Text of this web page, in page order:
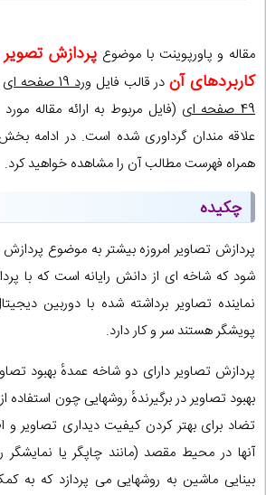
مقاله و پاورپوینت با موضوع پردازش تصویر
کاربردهای آندر قالب فایل ورد 19 صفحه ای
49 صفحه ای
(فایل مربوط به ارائه مقاله
علاقه مندان گرداوری شده است. در ادامه
همراه فهرست مطالب آن را مشاهده خواهید کرد.
چکیده
پردازش تصاویر امروزه بیشتر به موضوع
شود که شاخه ای از دانش رایانه است که با
نماینده تصاویر برداشته شده با دوربین
پویشگر هستند سر و کار دارد.
پردازش تصاویر دارای دو شاخه عمدهٔ بهبود
بهبود تصاویر در برگیرندهٔ روشهایی چون استفاده
تضاد برای بهتر کردن کیفیت دیداری تصاویر
آنها در محیط مقصد (مانند چاپگر یا نمایشگر
بینایی ماشین به روشهایی می پردازد که به